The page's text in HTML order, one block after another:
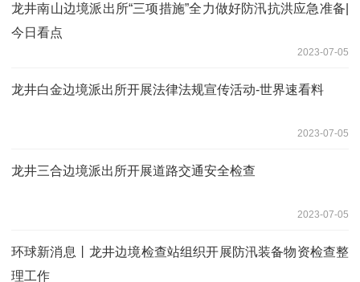
龙井南山边境派出所“三项措施”全力做好防汛抗洪应急准备|
今日看点
2023-07-05
龙井白金边境派出所开展法律法规宣传活动-世界速看料
2023-07-05
龙井三合边境派出所开展道路交通安全检查
2023-07-05
环球新消息丨龙井边境检查站组织开展防汛装备物资检查整
理工作